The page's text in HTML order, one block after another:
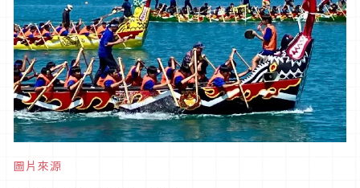
圖片來源